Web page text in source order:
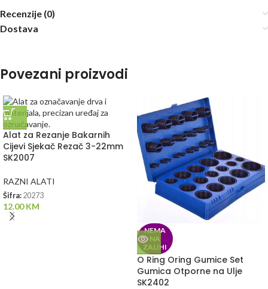
Recenzije (0)
Dostava
Povezani proizvodi
Alat za Rezanje Bakarnih
Cijevi Sjekač Rezač 3-22mm
SK2007
RAZNI ALATI
Šifra: 20273
12.00KM
NEMA
NA
ZALIHI
O Ring Oring Gumice Set
Gumica Otporne na Ulje
SK2402